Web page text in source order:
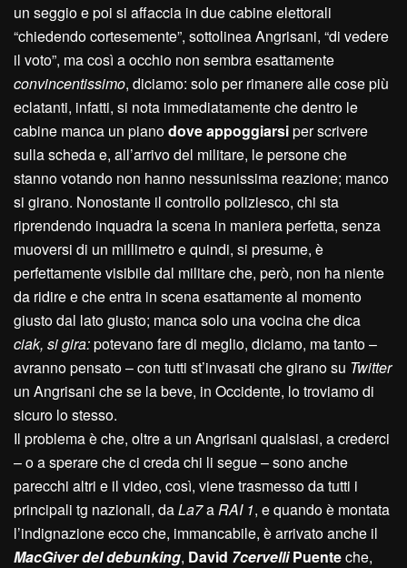
un seggio e poi si affaccia in due cabine elettorali
“chiedendo cortesemente”, sottolinea Angrisani, “di vedere
il voto”, ma così a occhio non sembra esattamente
convincentissimo, diciamo: solo per rimanere alle cose più
eclatanti, infatti, si nota immediatamente che dentro le
cabine manca un pianodove appoggiarsiper scrivere
sulla scheda e, all’arrivo del militare, le persone che
stanno votando non hanno nessunissima reazione; manco
si girano. Nonostante il controllo poliziesco, chi sta
riprendendo inquadra la scena in maniera perfetta, senza
muoversi di un millimetro e quindi, si presume, è
perfettamente visibile dal militare che, però, non ha niente
da ridire e che entra in scena esattamente al momento
giusto dal lato giusto; manca solo una vocina che dica
ciak, si gira:potevano fare di meglio, diciamo, ma tanto –
avranno pensato – con tutti st’invasati che girano su Twitter
un Angrisani che se la beve, in Occidente, lo troviamo di
sicuro lo stesso.
Il problema è che, oltre a un Angrisani qualsiasi, a crederci
– o a sperare che ci creda chi li segue – sono anche
parecchi altri e il video, così, viene trasmesso da tutti i
principali tg nazionali, daLa7aRAI 1, e quando è montata
l’indignazione ecco che, immancabile, è arrivato anche il
MacGiver del debunking, David 7cervelliPuenteche,